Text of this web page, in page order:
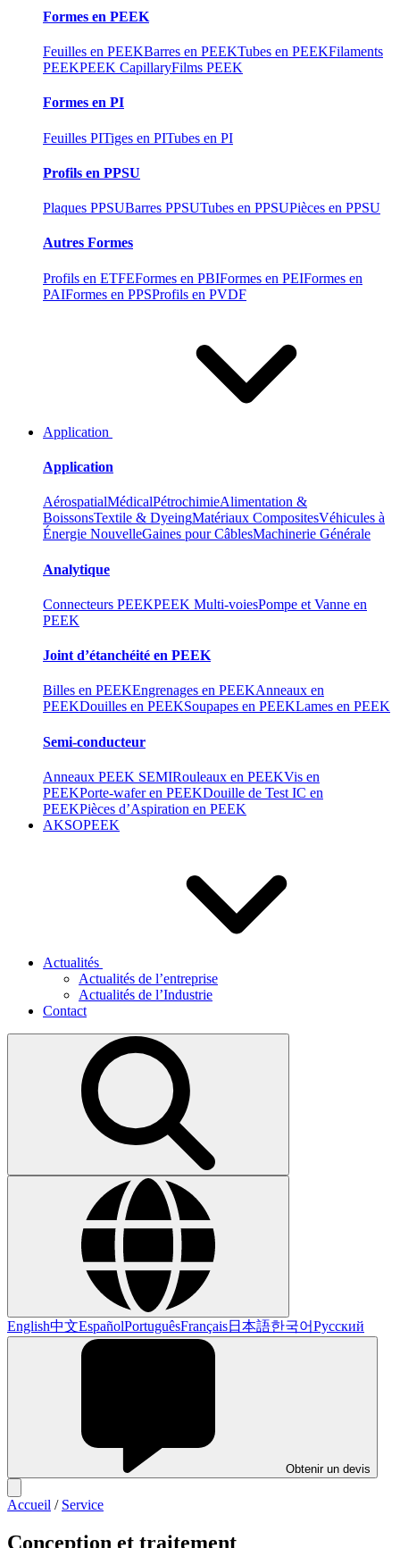
Formes en PEEK
Feuilles en PEEKBarres en PEEKTubes en PEEKFilaments
PEEKPEEK CapillaryFilms PEEK
Formes en PI
Feuilles PITiges en PITubes en PI
Profils en PPSU
Plaques PPSUBarres PPSUTubes en PPSUPièces en PPSU
Autres Formes
Profils en ETFEFormes en PBIFormes en PEIFormes en
PAIFormes en PPSProfils en PVDF
Application
Application
AérospatialMédicalPétrochimieAlimentation &
BoissonsTextile & DyeingMatériaux CompositesVéhicules à
Énergie NouvelleGaines pour CâblesMachinerie Générale
Analytique
Connecteurs PEEKPEEK Multi-voiesPompe et Vanne en
PEEK
Joint d’étanchéité en PEEK
Billes en PEEKEngrenages en PEEKAnneaux en
PEEKDouilles en PEEKSoupapes en PEEKLames en PEEK
Semi-conducteur
Anneaux PEEK SEMIRouleaux en PEEKVis en
PEEKPorte-wafer en PEEKDouille de Test IC en
PEEKPièces d’Aspiration en PEEK
AKSOPEEK
Actualités
Actualités de l’entreprise
Actualités de l’Industrie
Contact
English中文EspañolPortuguêsFrançais日本語한국어Русский
Obtenir un devis
Accueil / Service
Conception et traitement